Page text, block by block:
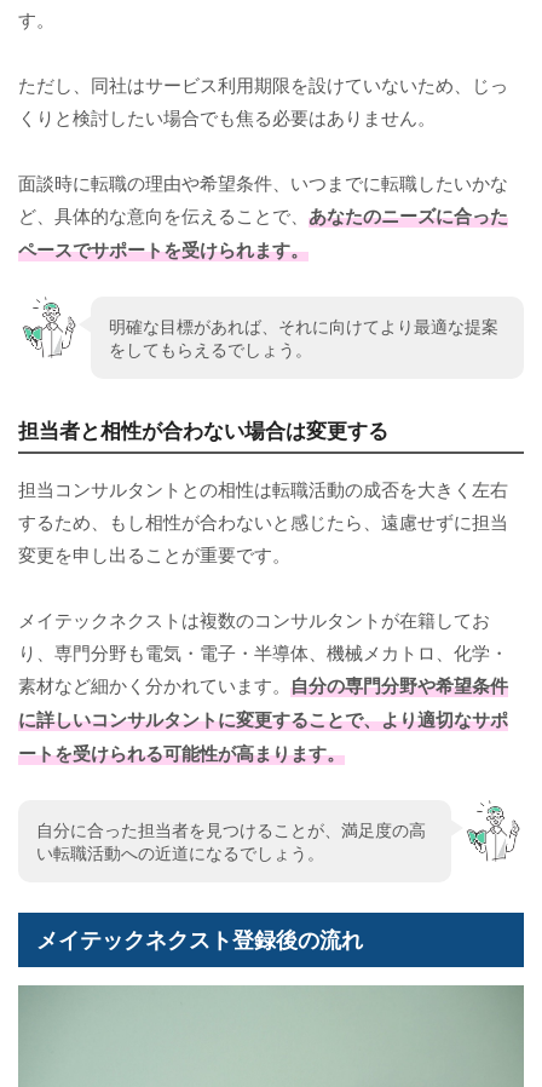
す。
ただし、同社はサービス利用期限を設けていないため、じっ
くりと検討したい場合でも焦る必要はありません。
面談時に転職の理由や希望条件、いつまでに転職したいかな
ど、具体的な意向を伝えることで、 あなたのニーズに合った
ペースでサポートを受けられます。
明確な目標があれば、それに向けてより最適な提案
をしてもらえるでしょう。
担当者と相性が合わない場合は変更する
担当コンサルタントとの相性は転職活動の成否を大きく左右
するため、もし相性が合わないと感じたら、遠慮せずに担当
変更を申し出ることが重要です。
メイテックネクストは複数のコンサルタントが在籍してお
り、専門分野も電気・電子・半導体、機械メカトロ、化学・
素材など細かく分かれています。 自分の専門分野や希望条件
に詳しいコンサルタントに変更することで、より適切なサポ
ートを受けられる可能性が高まります。
自分に合った担当者を見つけることが、満足度の高
い転職活動への近道になるでしょう。
メイテックネクスト登録後の流れ